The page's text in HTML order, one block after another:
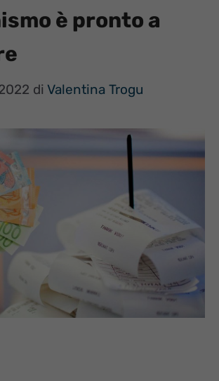
è pronto a
di Valentina Trogu